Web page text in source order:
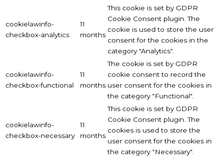
cookielawinfo-
checkbox-analytics
11
months
This cookie is set by GDPR
Cookie Consent plugin. The
cookie is used to store the user
consent for the cookies in the
category "Analytics".
cookielawinfo-
checkbox-functional
11
months
The cookie is set by GDPR
cookie consent to record the
user consent for the cookies in
the category "Functional".
cookielawinfo-
checkbox-necessary
11
months
This cookie is set by GDPR
Cookie Consent plugin. The
cookies is used to store the
user consent for the cookies in
the category "Necessary".